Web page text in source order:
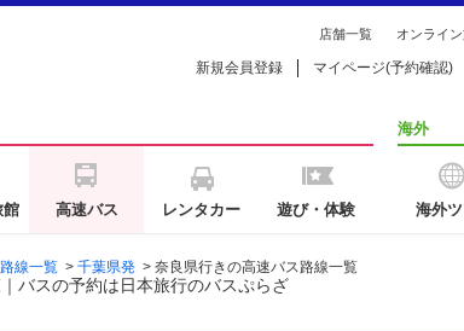
店舗一覧 オンライ
新規会員登録 マイページ(予約確認)
館 高速バス レンタカー 遊び・体験
海外
海外
線一覧 > 千葉県発 > 奈良県行きの高速バス路線一覧
バスの予約は日本旅行のバスぷらざ